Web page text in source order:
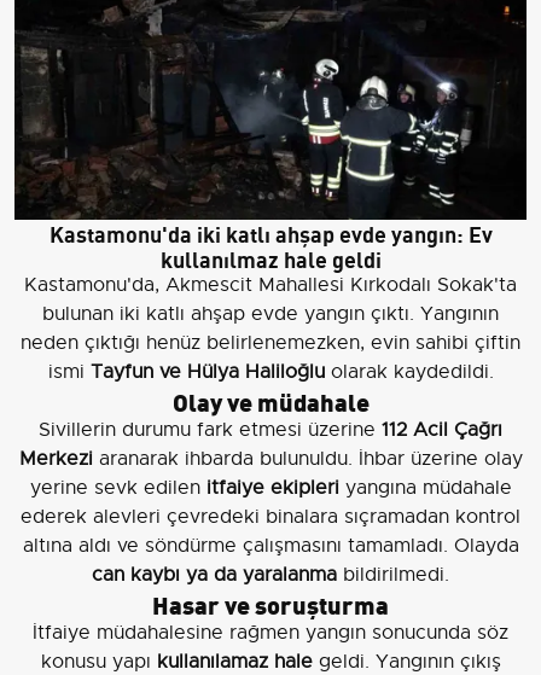
Kastamonu'da iki katlı ahşap evde yangın: Ev
kullanılmaz hale geldi
Kastamonu'da, Akmescit Mahallesi Kırkodalı Sokak'ta
bulunan iki katlı ahşap evde yangın çıktı. Yangının
neden çıktığı henüz belirlenemezken, evin sahibi çiftin
ismi Tayfun ve Hülya Haliloğluolarak kaydedildi.
Olay ve müdahale
Sivillerin durumu fark etmesi üzerine 112 Acil Çağrı
Merkeziaranarak ihbarda bulunuldu. İhbar üzerine olay
yerine sevk edilen itfaiye ekipleriyangına müdahale
ederek alevleri çevredeki binalara sıçramadan kontrol
altına aldı ve söndürme çalışmasını tamamladı. Olayda
can kaybı ya da yaralanma bildirilmedi.
Hasar ve soruşturma
İtfaiye müdahalesine rağmen yangın sonucunda söz
konusu yapı kullanılamaz halegeldi. Yangının çıkış